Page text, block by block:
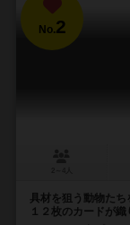
No.2
具材を狙う動物たち
１２枚のカードが織